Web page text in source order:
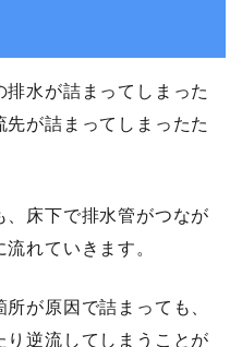
水が詰まってしまった
が詰まってしまったた
、床下で排水管がつなが
れていきます。
が原因で詰まっても、
逆流してしまうことが